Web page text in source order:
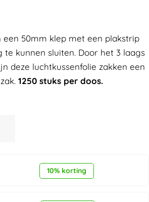
een 50mm klep met een plakstrip
kunnen sluiten. Door het 3 laags
deze luchtkussenfolie zakken een
1250 stuks per doos.
10% korting